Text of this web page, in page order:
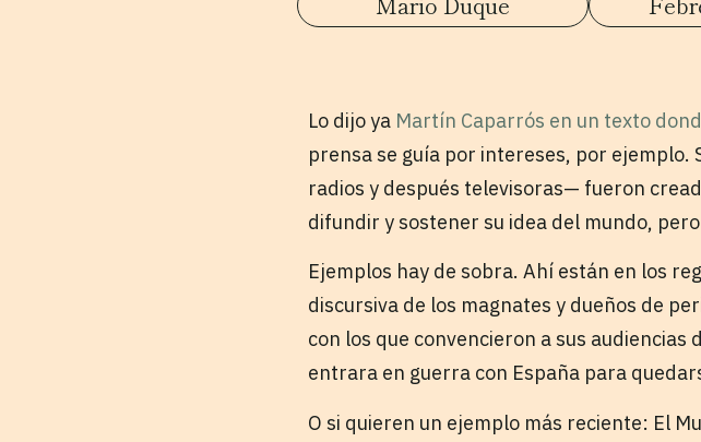
Lo dijo ya Martín Caparrós en un texto
prensa se guía por intereses, por
radios y después televisoras— fueron
difundir y sostener su idea del mundo,
Ejemplos hay de sobra. Ahí están en los
discursiva de los magnates y dueños de
con los que convencieron a sus
entrara en guerra con España para
O si quieren un ejemplo más reciente: El